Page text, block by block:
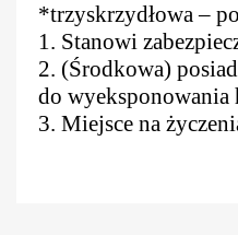
*trzyskrzydłowa –
1. Stanowi
2. (Środkowa)
do wyeksponowania
3. Miejsce na